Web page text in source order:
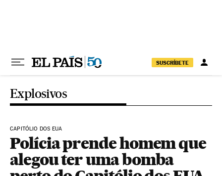
SUSCRÍBETE
Explosivos
CAPITÓLIO DOS EUA
Polícia prende homem que
alegou ter uma bomba